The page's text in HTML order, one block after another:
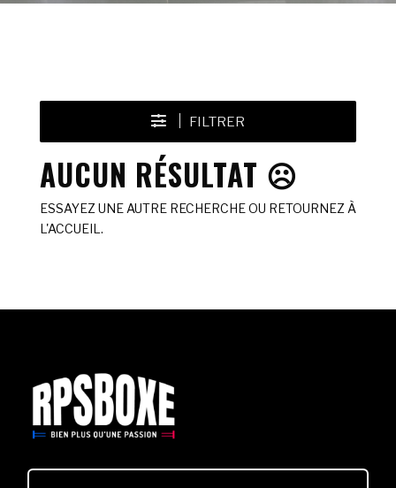
FILTRER
AUCUN RÉSULTAT ☹️
ESSAYEZ UNE AUTRE RECHERCHE OU RETOURNEZ À
L'ACCUEIL.